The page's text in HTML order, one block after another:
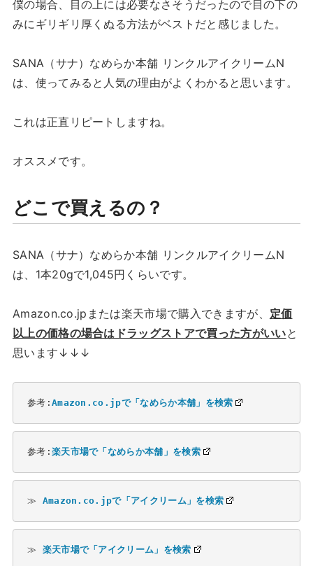
僕の場合、目の上には必要なさそうだったので目の下の
みにギリギリ厚くぬる方法がベストだと感じました。
SANA（サナ）なめらか本舗 リンクルアイクリームN
は、使ってみると人気の理由がよくわかると思います。
これは正直リピートしますね。
オススメです。
どこで買えるの？
SANA（サナ）なめらか本舗 リンクルアイクリームN
は、1本20gで1,045円くらいです。
Amazon.co.jpまたは楽天市場で購入できますが、 定価
以上の価格の場合はドラッグストアで買った方がいいと
思います↓↓↓
参考: Amazon.co.jpで「なめらか本舗」を検索
参考: 楽天市場で「なめらか本舗」を検索
≫ Amazon.co.jpで「アイクリーム」を検索
≫ 楽天市場で「アイクリーム」を検索